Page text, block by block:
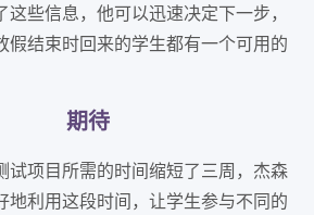
些信息，他可以迅速决定下一步，
假结束时回来的学生都有一个可用的
期待
试项目所需的时间缩短了三周，杰森
地利用这段时间，让学生参与不同的